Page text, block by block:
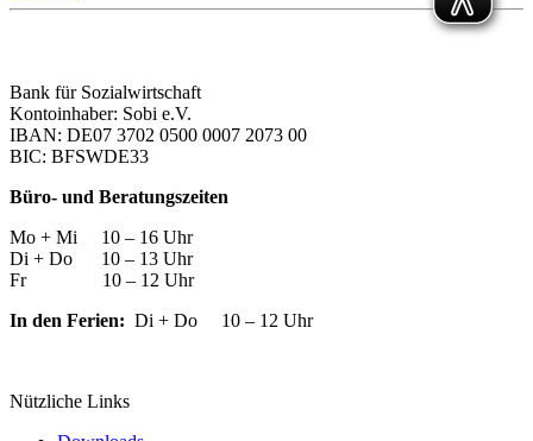
Bank für Sozialwirtschaft
Kontoinhaber: Sobi e.V.
IBAN: DE07 3702 0500 0007 2073 00
BIC: BFSWDE33
Büro- und Beratungszeiten
Mo + Mi 10 – 16 Uhr
Di + Do 10 – 13 Uhr
Fr 10 – 12 Uhr
In den Ferien: Di + Do 10 – 12 Uhr
Nützliche Links